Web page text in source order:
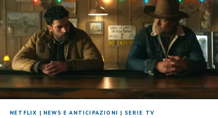
NETFLIX | NEWS E ANTICIPAZIONI | SERIE TV